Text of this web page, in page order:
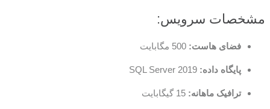
مشخصات سرویس:
فضای هاست:
پایگاه داده:
ترافیک ماهانه: